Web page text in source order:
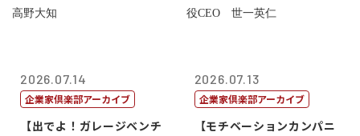
2026.07.14
企業家倶楽部アーカイブ
【出でよ！ガレージベンチ
2026.07.13
企業家倶楽部アーカイブ
【モチベーションカンパニ